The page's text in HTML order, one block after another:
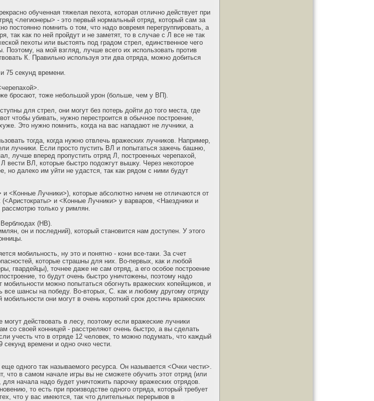
обученная тяжелая пехота, которая отлично действует при
<легионеры> - это первый нормальный отряд, который сам за
постоянно помнить о том, что надо вовремя перегруппировать, а
так как по ней пройдут и не заметят, то в случае с Л все не так
пехоты или выстоять под градом стрел, единственное чего
Поэтому, на мой взгляд, лучше всего их использовать против
К. Правильно используя эти два отряда, можно добиться
75 секунд времени.
бросают, тоже небольшой урон (больше, чем у ВП).
для стрел, они могут без потерь дойти до того места, где
чтобы убивать, нужно перестроится в обычное построение,
Это нужно помнить, когда на вас нападают не лучники, а
тогда, когда нужно отвлечь вражеских лучников. Например,
лучники. Если просто пустить ВЛ и попытаться зажечь башню,
лучше вперед пропустить отряд Л, построенных черепахой,
вести ВЛ, которые быстро подожгут вышку. Через некоторое
но далеко им уйти не удастся, так как рядом с ними будут
<Конные Лучники>), которые абсолютно ничем не отличаются от
и <Конные Лучники> у варваров, <Наездники и
только у римлян.
Верблюдах (НВ).
он и последний), который становится нам доступен. У этого
мобильность, ну это и понятно - кони все-таки. За счет
которые страшны для них. Во-первых, как и любой
гвардейцы), точнее даже не сам отряд, а его особое построение
то будут очень быстро уничтожены, поэтому надо
мобильности можно попытаться обогнуть вражеских копейщиков, и
все шансы на победу. Во-вторых, С. как и любому другому отряду
они могут в очень короткий срок достичь вражеских
действовать в лесу, поэтому если вражеские лучники
со своей конницей - расстреляют очень быстро, а вы сделать
учесть что в отряде 12 человек, то можно подумать, что каждый
секунд времени и одно очко чести.
одного так называемого ресурса. Он называется <Очки чести>.
что в самом начале игры вы не сможете обучить этот отряд (или
начала надо будет уничтожить парочку вражеских отрядов.
то есть при производстве одного отряда, который требует
что у вас имеются, так что длительных перерывов в